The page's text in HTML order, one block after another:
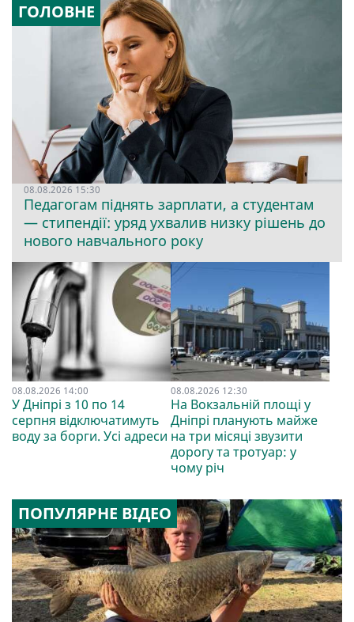
ГОЛОВНЕ
08.08.2026 15:30
Педагогам піднять зарплати, а студентам
— стипендії: уряд ухвалив низку рішень до
нового навчального року
08.08.2026 14:00
У Дніпрі з 10 по 14
серпня відключатимуть
воду за борги. Усі адреси
08.08.2026 12:30
На Вокзальній площі у
Дніпрі планують майже
на три місяці звузити
дорогу та тротуар: у
чому річ
ПОПУЛЯРНЕ ВІДЕО